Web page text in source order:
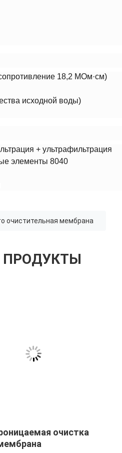
18,2 МОм·см)
исходной воды)
+ ультрафильтрация
элементы 8040
очистительная мембрана
очистка